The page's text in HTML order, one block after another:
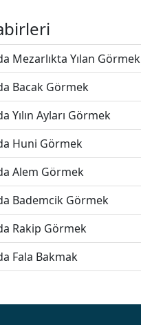
Mezarlıkta Yılan Görmek
Bacak Görmek
Yılın Ayları Görmek
Huni Görmek
Alem Görmek
Bademcik Görmek
Rakip Görmek
Fala Bakmak